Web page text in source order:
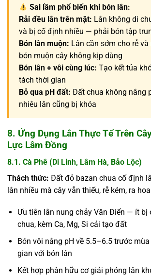
Sai lầm phổ biến khi bón lân:
Rải đều lân trên mặt: Lân không di
và bị cố định nhiều — phải bón tập
Bón lân muộn: Lân cần sớm cho rễ
bón muộn cây không kịp dùng
Bón lân + vôi cùng lúc: Tạo kết tủa
tách thời gian
Bỏ qua pH đất: Đất chua không nâng
nhiêu lân cũng bị khóa
8. Ứng Dụng Lân Thực Tế Trên
Lực Lâm Đồng
8.1. Cà Phê (Di Linh, Lâm Hà, Bảo Lộc)
Thách thức: Đất đỏ bazan chua cố định
lân nhiều mà cây vẫn thiếu, rễ kém, ra
Ưu tiên lân nung chảy Văn Điển — ít bị
chua, kèm Ca, Mg, Si cải tạo đất
Bón vôi nâng pH về 5.5–6.5 trước
gian với bón lân
Kết hợp phân hữu cơ giải phóng lân